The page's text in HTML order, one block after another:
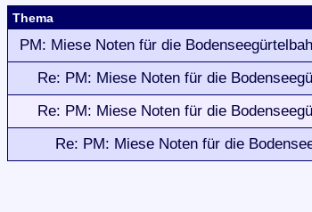
Thema
PM: Miese Noten für die
Re: PM: Miese Noten für die
Re: PM: Miese Noten für die
Re: PM: Miese Noten für die